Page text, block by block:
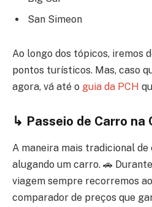
San Simeon
Ao longo dos tópicos, iremos
pontos turísticos. Mas, caso
agora, vá até o guia da PCH
↳ Passeio de Carro na
A maneira mais tradicional de
alugando um carro. 🚗
viagem sempre recorremos ao
comparador de preços que